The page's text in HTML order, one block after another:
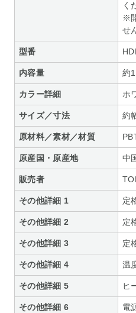
く
※
せ
型番
内容量 約
カラー詳細 ホ
サイズ／寸法 約
原材料／素材／材質
原産国・原産地 中
販売者
その他詳細 1 定
その他詳細 2 定
その他詳細 3 定
その他詳細 4 温
その他詳細 5 ヒ
その他詳細 6 電